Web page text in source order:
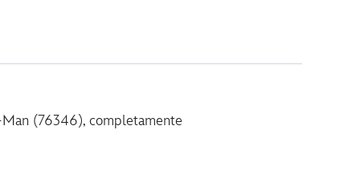
Man (76346), completamente